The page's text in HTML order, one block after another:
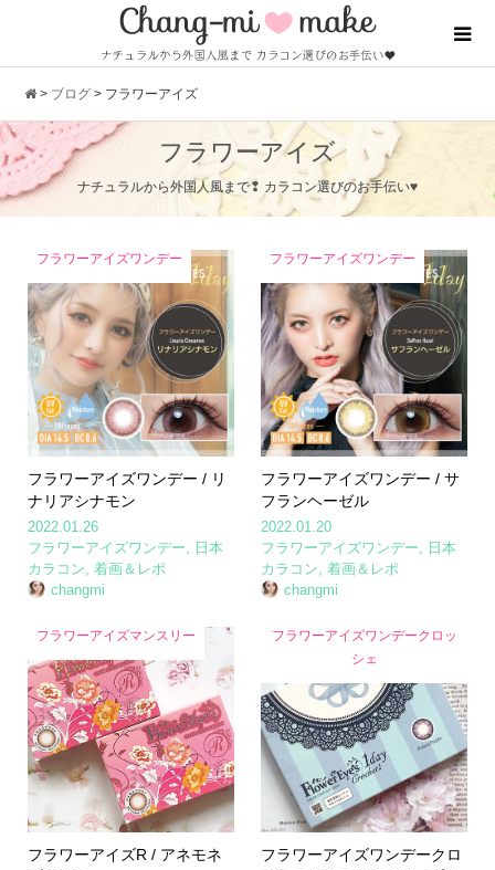
> ブログ > フラワーアイズ
フラワーアイズ
ナチュラルから外国人風まで❢ カラコン選びのお手伝い♥
フラワーアイズワンデー
フラワーアイズワンデー / リ
ナリアシナモン
2022.01.26
フラワーアイズワンデー
日本
カラコン 着画＆レポ
changmi
フラワーアイズワンデー
フラワーアイズワンデー / サ
フランヘーゼル
2022.01.20
フラワーアイズワンデー
日本
カラコン ,着画＆レポ
changmi
フラワーアイズマンスリー
フラワーアイズR / アネモネ
フラワーアイズワンデークロッ
シェ
フラワーアイズワンデークロ